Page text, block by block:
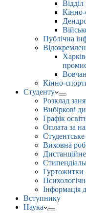
Відділ
Публічна
Кінно-
Студенту
Розклад
Вибіркові
Графік
Оплата за
Виховна
Гуртожитки
Інформація
Вступнику
Наука